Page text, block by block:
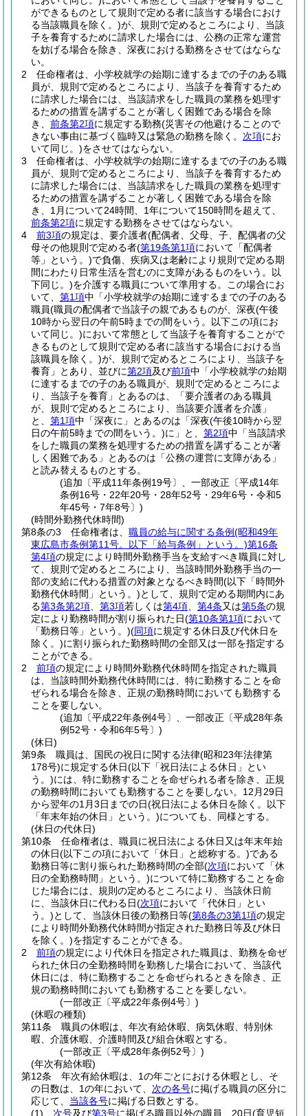
ができるものとして規則で定める者に該当する場合におけ
る当該職員を除く。)が、規則で定めるところにより、当該
子を養育するために請求した場合には、公務の正常な運営
を妨げる場合を除き、深夜における勤務をさせてはならな
い。
2
任命権者は、小学校就学の始期に達するまでの子のある職
員が、規則で定めるところにより、当該子を養育するため
に請求した場合には、当該請求をした職員の業務を処理す
るための措置を講ずることが著しく困難である場合を除
き、 前条第2項に規定する勤務(災害その他避けることので
きない事由に基づく臨時又は緊急の勤務を除く。 次項にお
いて同じ。)をさせてはならない。
3
任命権者は、小学校就学の始期に達するまでの子のある職
員が、規則で定めるところにより、当該子を養育するため
に請求した場合には、当該請求をした職員の業務を処理す
るための措置を講ずることが著しく困難である場合を除
き、1月について24時間、1年について150時間を超えて、
前条第2項に規定する勤務をさせてはならない。
4
前3項の規定は、要介護者(配偶者、父母、子、配偶者の父
母その他規則で定める者(第19条第1項において「配偶者
等」という。)で負傷、疾病又は老齢により規則で定める期
間にわたり日常生活を営むのに支障があるものをいう。以
下同じ。)を介護する職員について準用する。
この場合にお
いて、 第1項中「小学校就学の始期に達するまでの子のある
職員(職員の配偶者で当該子の親であるものが、深夜(午後
10時から翌日の午前5時までの間をいう。以下この項にお
いて同じ。)において常態として当該子を養育することがで
きるものとして規則で定める者に該当する場合における当
該職員を除く。)が、規則で定めるところにより、当該子を
養育」とあり、並びに第2項及び前項中「小学校就学の始期
に達するまでの子のある職員が、規則で定めるところによ
り、当該子を養育」とあるのは、「要介護者のある職員
が、規則で定めるところにより、当該要介護者を介護」
と、 第1項中「深夜に」とあるのは「深夜(午後10時から翌
日の午前5時までの間をいう。)に」と、 第2項中「当該請求
をした職員の業務を処理するための措置を講ずることが著
しく困難である」とあるのは「公務の運営に支障がある」
と読み替えるものとする。
(追加〔平成11年条例19号〕、一部改正〔平成14年
条例16号・22年20号・28年52号・29年6号・令和5
年45号・7年8号〕)
(時間外勤務代休時間)
第8条の3
任命権者は、 職員の給与に関する条例(昭和49年
東広島市条例第11号。以下「給与条例」という。)第16条
第4項の規定により時間外勤務手当を支給すべき職員に対し
て、規則で定めるところにより、当該時間外勤務手当の一
部の支給に代わる措置の対象となるべき時間(以下「時間外
勤務代休時間」という。)として、規則で定める期間内にあ
る第3条第2項 第3項若しくは第4項 第4条又は第5条の規
定により勤務時間が割り振られた日(第10条第1項において
「勤務日等」という。)(同項に規定する休日及び代休日を
除く。)に割り振られた勤務時間の全部又は一部を指定する
ことができる。
2
前項の規定により時間外勤務代休時間を指定された職員
は、当該時間外勤務代休時間には、特に勤務することを命
ぜられる場合を除き、正規の勤務時間においても勤務する
ことを要しない。
(追加〔平成22年条例4号〕、一部改正〔平成28年条
例52号・令和6年5号〕)
(休日)
第9条
職員は、国民の祝日に関する法律(昭和23年法律第
178号)に規定する休日(以下「祝日法による休日」とい
う。)には、特に勤務することを命ぜられる者を除き、正規
の勤務時間においても勤務することを要しない。 12月29日
から翌年の1月3日までの日(祝日法による休日を除く。以下
「年末年始の休日」という。)についても、同様とする。
(休日の代休日)
第10条
任命権者は、職員に祝日法による休日又は年末年始
の休日(以下この項において「休日」と総称する。)である
勤務日等に割り振られた勤務時間の全部(次項において「休
日の全勤務時間」という。)について特に勤務することを命
じた場合には、規則の定めるところにより、当該休日前
に、当該休日に代わる日(次項において「代休日」とい
う。)として、当該休日後の勤務日等(第8条の3第1項の規定
により時間外勤務代休時間が指定された勤務日等及び休日
を除く。)を指定することができる。
2
前項の規定により代休日を指定された職員は、勤務を命ぜ
られた休日の全勤務時間を勤務した場合において、当該代
休日には、特に勤務することを命ぜられるときを除き、正
規の勤務時間においても勤務することを要しない。
(一部改正〔平成22年条例4号〕)
(休暇の種類)
第11条
職員の休暇は、年次有給休暇、病気休暇、特別休
暇、介護休暇、介護時間及び組合休暇とする。
(一部改正〔平成28年条例52号〕)
(年次有給休暇)
第12条
年次有給休暇は、1の年ごとにおける休暇とし、そ
の日数は、1の年において、 次の各号に掲げる職員の区分に
応じて、 当該各号に掲げる日数とする。
(1)
次号及び第3号に掲げる職員以外の職員 20日(育児短